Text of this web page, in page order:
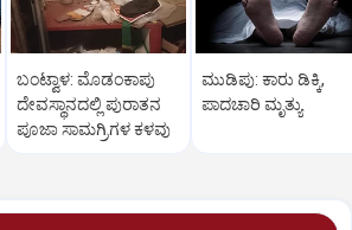
ಬಂಟ್ವಾಳ: ಮೊಡಂಕಾಪು
ದೇವಸ್ಥಾನದಲ್ಲಿ ಪುರಾತನ
ಪೂಜಾ ಸಾಮಗ್ರಿಗಳ ಕಳವು
ಮುಡಿಪು: ಕಾರು ಡಿಕ್ಕಿ,
ಪಾದಚಾರಿ ಮೃತ್ಯು